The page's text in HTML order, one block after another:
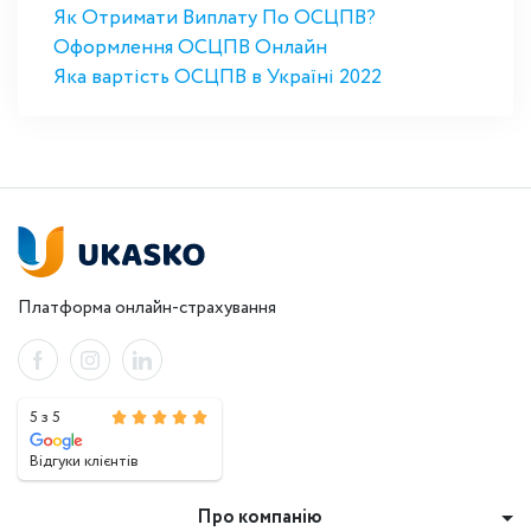
Як Отримати Виплату По ОСЦПВ?
Оформлення ОСЦПВ Онлайн
Яка вартість ОСЦПВ в Україні 2022
Платформа онлайн-страхування
5 з 5
Відгуки клієнтів
Про компанію